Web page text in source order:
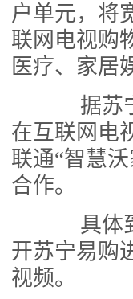
户单元，将
联网电视购
医疗、家居
据苏宁
在互联网电
联通“智慧
合作。
具体到
开苏宁易购
视频。